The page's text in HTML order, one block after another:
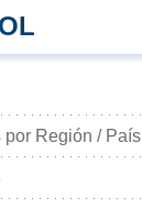
por Región / País